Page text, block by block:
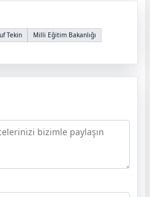
Tekin
Milli Eğitim Bakanlığı